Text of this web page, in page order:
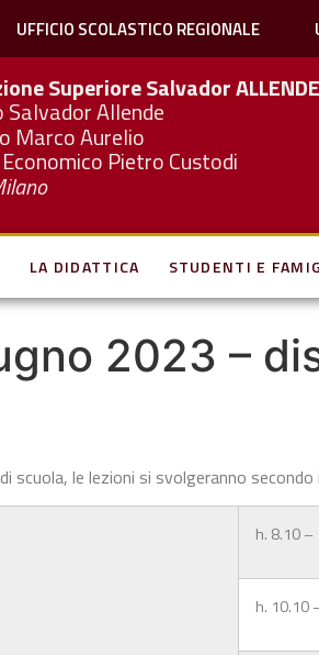
UFFICIO SCOLASTICO REGIONALE
Superiore SalvadorALLENDE
Salvador Allende
Marco Aurelio
Pietro Custodi
LA DIDATTICA STUDENTI E
2023 –
scuola, le lezioni si svolgeranno
h. 8.10 –
h. 10.10